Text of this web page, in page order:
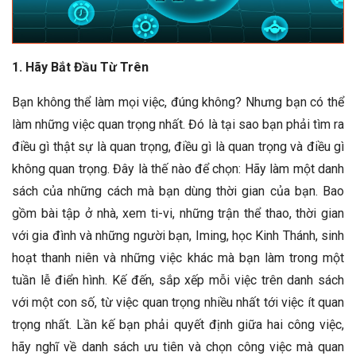
1. Hãy Bắt Đầu Từ Trên
Bạn không thể làm mọi việc, đúng không? Nhưng bạn có thể
làm những việc quan trọng nhất. Đó là tại sao bạn phải tìm ra
điều gì thật sự là quan trọng, điều gì là quan trọng và điều gì
không quan trọng. Đây là thế nào để chọn: Hãy làm một danh
sách của những cách mà bạn dùng thời gian của bạn. Bao
gồm bài tập ở nhà, xem ti-vi, những trận thể thao, thời gian
với gia đình và những người bạn, Iming, học Kinh Thánh, sinh
hoạt thanh niên và những việc khác mà bạn làm trong một
tuần lễ điển hình. Kế đến, sắp xếp mỗi việc trên danh sách
với một con số, từ việc quan trọng nhiều nhất tới việc ít quan
trọng nhất. Lần kế bạn phải quyết định giữa hai công việc,
hãy nghĩ về danh sách ưu tiên và chọn công việc mà quan